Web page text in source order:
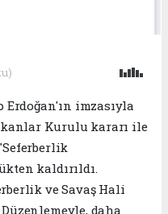
Erdoğan'ın imzasıyla
Kurulu kararı ile
kaldırıldı.
ve Savaş Hali
daha